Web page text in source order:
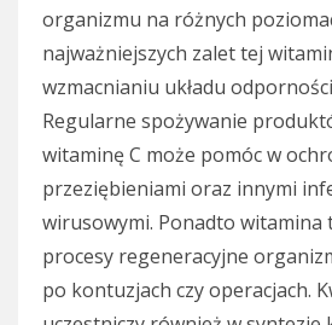
organizmu na różnych
najważniejszych zalet tej
wzmacnianiu układu
Regularne spożywanie
witaminę C może pomóc w
przeziębieniami oraz innymi
wirusowymi. Ponadto witamina
procesy regeneracyjne
po kontuzjach czy operacjach.